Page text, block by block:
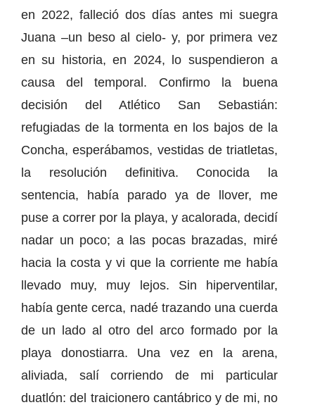
en 2022, falleció dos días antes mi suegra
Juana –un beso al cielo- y, por primera vez
en su historia, en 2024, lo suspendieron a
causa del temporal. Confirmo la buena
decisión del Atlético San Sebastián:
refugiadas de la tormenta en los bajos de la
Concha, esperábamos, vestidas de triatletas,
la resolución definitiva. Conocida la
sentencia, había parado ya de llover, me
puse a correr por la playa, y acalorada, decidí
nadar un poco; a las pocas brazadas, miré
hacia la costa y vi que la corriente me había
llevado muy, muy lejos. Sin hiperventilar,
había gente cerca, nadé trazando una cuerda
de un lado al otro del arco formado por la
playa donostiarra. Una vez en la arena,
aliviada, salí corriendo de mi particular
duatlón: del traicionero cantábrico y de mi, no